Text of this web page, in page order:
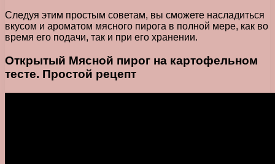
Следуя этим простым советам, вы сможете насладиться
вкусом и ароматом мясного пирога в полной мере, как во
время его подачи, так и при его хранении.
Открытый Мясной пирог на картофельном
тесте. Простой рецепт